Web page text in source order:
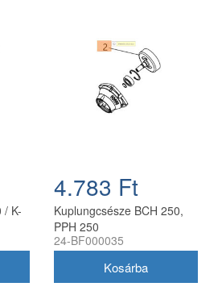
/ K-
4.783 Ft
Kuplungcsésze BCH 250,
PPH 250
24-BF000035